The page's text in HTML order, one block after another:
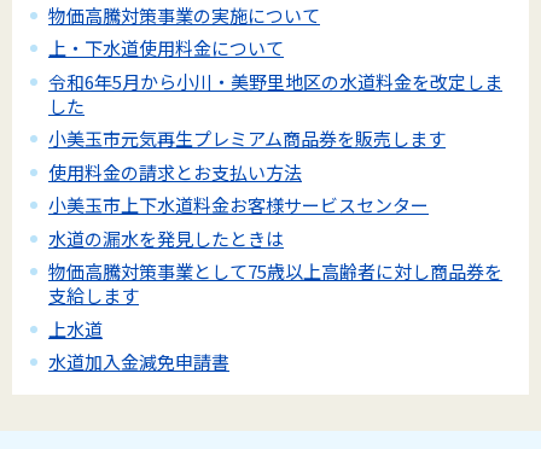
物価高騰対策事業の実施について
上・下水道使用料金について
令和6年5月から小川・美野里地区の水道料金を改定しま
した
小美玉市元気再生プレミアム商品券を販売します
使用料金の請求とお支払い方法
小美玉市上下水道料金お客様サービスセンター
水道の漏水を発見したときは
物価高騰対策事業として75歳以上高齢者に対し商品券を
支給します
上水道
水道加入金減免申請書